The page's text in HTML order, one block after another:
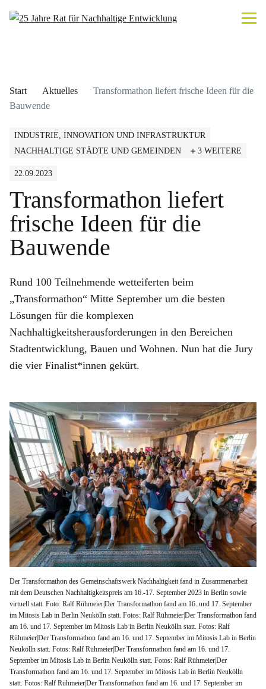
Start Aktuelles
Transformathon liefert frische Ideen für die
Bauwende
INDUSTRIE, INNOVATION UND INFRASTRUKTUR
NACHHALTIGE STÄDTE UND GEMEINDEN
3 WEITERE
22.09.2023
Transformathon liefert
frische Ideen für die
Bauwende
Rund 100 Teilnehmende wetteiferten beim
„Transformathon“ Mitte September um die besten
Lösungen für die komplexen
Nachhaltigkeitsherausforderungen in den Bereichen
Stadtentwicklung, Bauen und Wohnen. Nun hat die Jury
die vier Finalist*innen gekürt.
Der Transformathon des Gemeinschaftswerk Nachhaltigkeit fand in Zusammenarbeit
mit dem Deutschen Nachhaltigkeitspreis am 16.-17. September 2023 in Berlin sowie
virtuell statt. Foto: Ralf Rühmeier|Der Transformathon fand am 16. und 17. September
im Mitosis Lab in Berlin Neukölln statt. Fotos: Ralf Rühmeier|Der Transformathon fand
am 16. und 17. September im Mitosis Lab in Berlin Neukölln statt. Fotos: Ralf
Rühmeier|Der Transformathon fand am 16. und 17. September im Mitosis Lab in Berlin
Neukölln statt. Fotos: Ralf Rühmeier|Der Transformathon fand am 16. und 17.
September im Mitosis Lab in Berlin Neukölln statt. Fotos: Ralf Rühmeier|Der
Transformathon fand am 16. und 17. September im Mitosis Lab in Berlin Neukölln
statt. Fotos: Ralf Rühmeier|Der Transformathon fand am 16. und 17. September im